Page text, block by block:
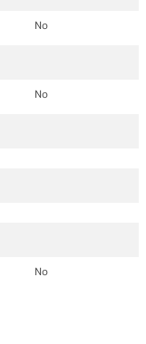
No
No
No